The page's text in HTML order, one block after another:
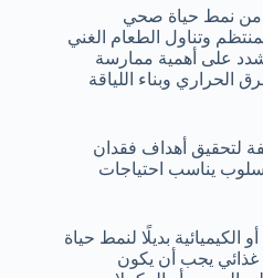
من نمط حياة صحي
وتناول الطعام الغني
يُشدد على أهمية ممارسة
الحراري وبناء اللياقة
لتحقيق أهداف فقدان
يناسب احتياجات
بديلًا لنمط حياة
يجب أن يكون